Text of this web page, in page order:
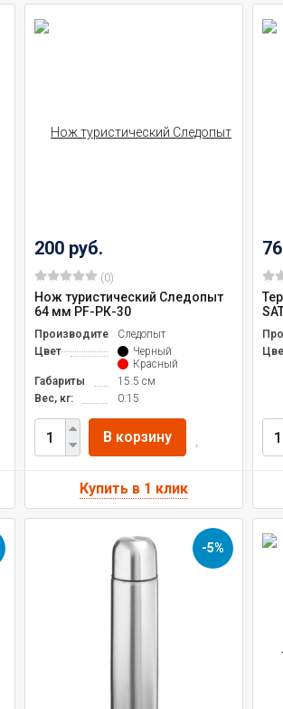
200 руб.
(0)
Нож туристический Следопыт
64 мм PF-РК-30
ПроизводительСледопыт
Цвет
Черный
Красный
Габариты
15.5 см
Вес, кг:
0.15
В корзину
-5%